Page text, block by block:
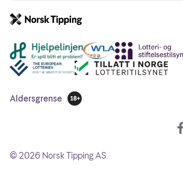
Andre lenker
Aldersgrense
18 år
© 2026 Norsk Tipping AS.